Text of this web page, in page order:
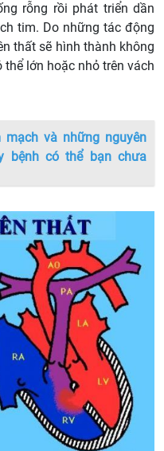
rỗng rồi phát triển dần
tim. Do những tác động
thất sẽ hình thành không
lớn hoặc nhỏ trên vách
mạch và những nguyên
bệnh có thể bạn chưa